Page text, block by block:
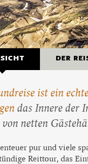
DER
ist ein
das Innere der
netten
pur und viele
Reittour, das